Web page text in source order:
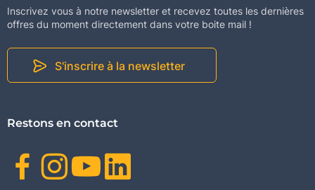
Inscrivez vous à notre newsletter et recevez toutes les dernières
offres du moment directement dans votre boite mail !
S'inscrire à la newsletter
Restons en contact
Facebook
Instagram
Youtube